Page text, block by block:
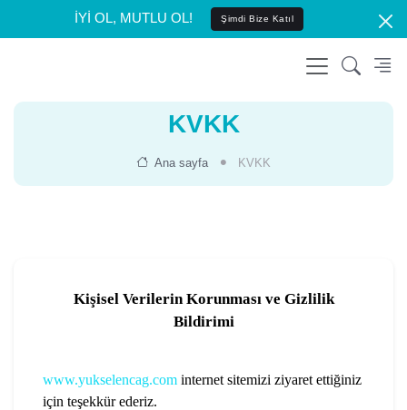
İYİ OL, MUTLU OL! Şimdi Bize Katıl
KVKK
Ana sayfa KVKK
Kişisel Verilerin Korunması ve Gizlilik
Bildirimi
www.yukselencag.com internet sitemizi ziyaret ettiğiniz
için teşekkür ederiz.